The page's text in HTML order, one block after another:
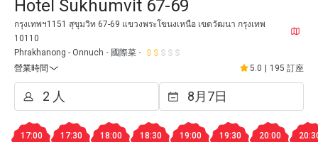
Hotel Sukhumvit 67-69
กรุงเทพฯ1151 สุขุมวิท 67-69 แขวงพระโขนงเหนือ เขตวัฒนา กรุงเทพ
10110
Phrakhanong - Onnuch
國際菜
營業時間
5.0 195 訂座
17:00 17:30 18:00 18:30 19:00 19:30 20:00